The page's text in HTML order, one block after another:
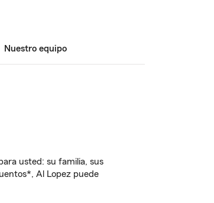
Nuestro equipo
usted: su familia, sus
Al Lopez puede